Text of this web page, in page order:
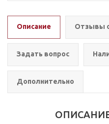
Описание Отзывы
Задать вопрос
Дополнительно